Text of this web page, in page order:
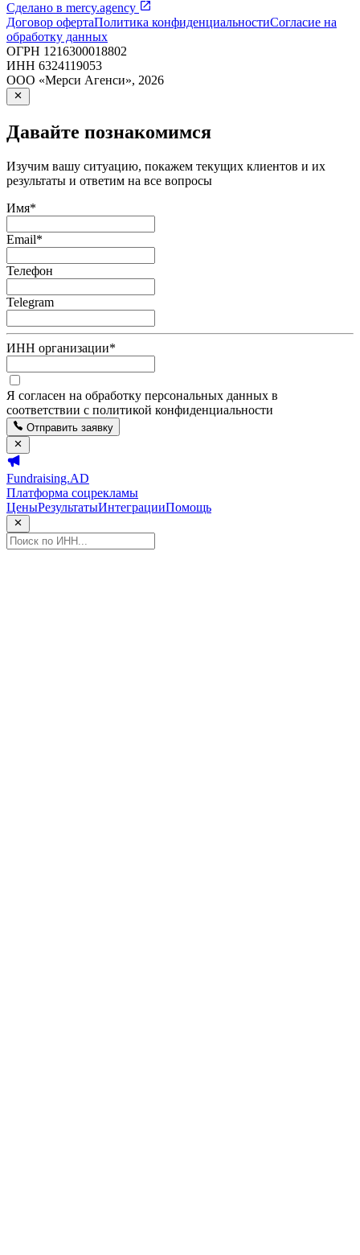
Сделано в mercy.agency
Договор офертаПолитика конфиденциальностиСогласие на
обработку данных
ОГРН 1216300018802
ИНН 6324119053
ООО «Мерси Агенси», 2026
Давайте познакомимся
Изучим вашу ситуацию, покажем текущих клиентов и их
результаты и ответим на все вопросы
Имя*
Email*
Телефон
Telegram
ИНН организации*
Я согласен на обработку персональных данных в
соответствии с политикой конфиденциальности
Отправить заявку
Fundraising.AD
Платформа соцрекламы
ЦеныРезультатыИнтеграцииПомощь